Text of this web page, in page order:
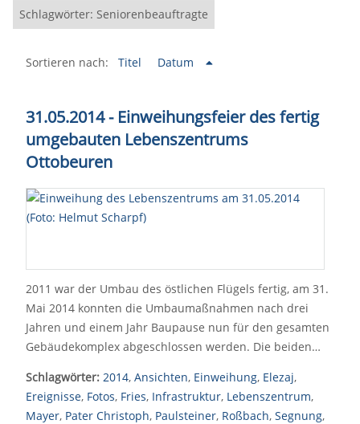
Schlagwörter: Seniorenbeauftragte
Sortieren nach: Titel Datum
31.05.2014 - Einweihungsfeier des fertig
umgebauten Lebenszentrums
Ottobeuren
2011 war der Umbau des östlichen Flügels fertig, am 31.
Mai 2014 konnten die Umbaumaßnahmen nach drei
Jahren und einem Jahr Baupause nun für den gesamten
Gebäudekomplex abgeschlossen werden. Die beiden…
Schlagwörter: 2014, Ansichten, Einweihung, Elezaj,
Ereignisse, Fotos, Fries, Infrastruktur, Lebenszentrum,
Mayer, Pater Christoph, Paulsteiner, Roßbach, Segnung,